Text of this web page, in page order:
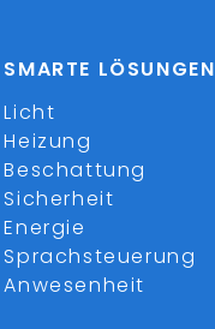
SMARTE LÖSUNGEN
Licht
Heizung
Beschattung
Sicherheit
Energie
Sprachsteuerung
Anwesenheit